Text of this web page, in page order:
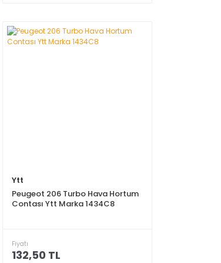
Ytt
Peugeot 206 Turbo Hava Hortum
Contası Ytt Marka 1434C8
Fiyatı
132,50 TL